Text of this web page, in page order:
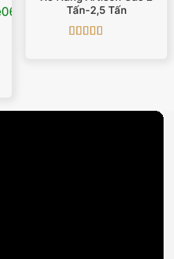
Tấn-2,5 Tấn